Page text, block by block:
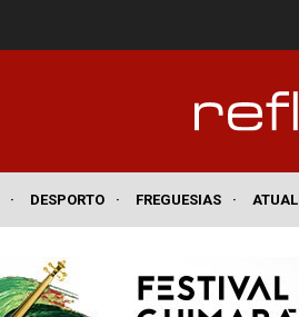
· DESPORTO · FREGUESIAS ·